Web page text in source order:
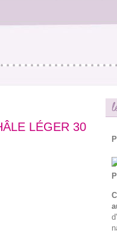
LÉGER 30